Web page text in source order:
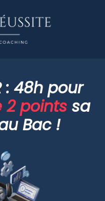
: 48h pour
pointssa
Bac !